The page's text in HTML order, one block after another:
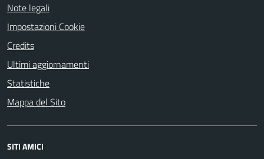
Note legali
Impostazioni Cookie
Credits
Ultimi aggiornamenti
Statistiche
Mappa del Sito
SITI AMICI